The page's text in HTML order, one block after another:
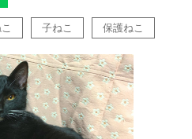
子ねこ 保護ねこ